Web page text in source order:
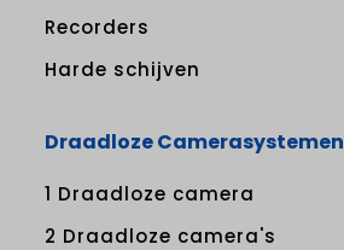
Recorders
Harde schijven
Draadloze Camerasystemen
1 Draadloze camera
2 Draadloze camera's